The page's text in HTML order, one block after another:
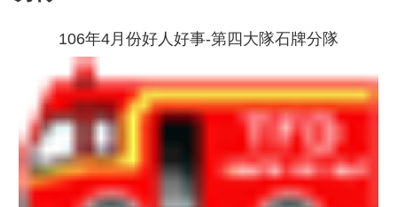
簡
介
宣
導
106年4月份好人好事-第四大隊石牌分隊